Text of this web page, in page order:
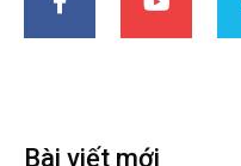
Bài viết mới